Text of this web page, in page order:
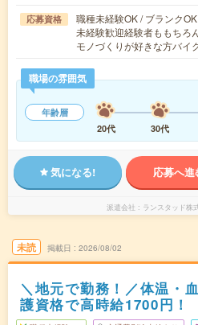
応募資格
職種未経験OK / ブランク
未経験歓迎経験者ももちろ
モノづくりが好きな方バ
職場の雰囲気
年齢層
20代
30代
気になる! 応募へ進
派遣会社 ランスタッド株
未読 掲載日 2026/08/02
＼地元で勤務！／体温・
護資格で高時給1700円！